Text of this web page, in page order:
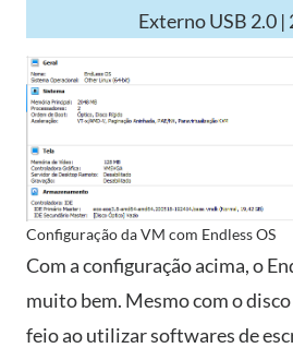
Externo USB 2.0 |
Configuração da VM com Endless OS
Com a configuração acima, o
muito bem. Mesmo com o
feio ao utilizar softwares de